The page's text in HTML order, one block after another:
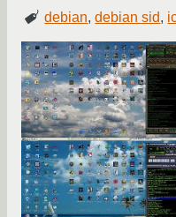
debian,debian sid,